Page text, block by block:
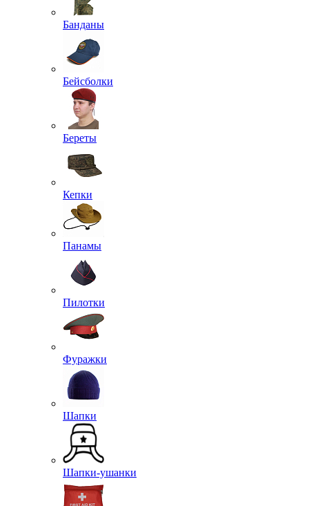
Банданы
Бейсболки
Береты
Кепки
Панамы
Пилотки
Фуражки
Шапки
Шапки-ушанки